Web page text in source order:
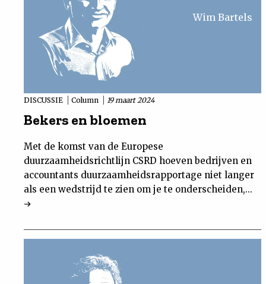
Wim Bartels
DISCUSSIE Column 19 maart 2024
Bekers en bloemen
Met de komst van de Europese
duurzaamheidsrichtlijn CSRD hoeven bedrijven en
accountants duurzaamheidsrapportage niet langer
als een wedstrijd te zien om je te onderscheiden,...